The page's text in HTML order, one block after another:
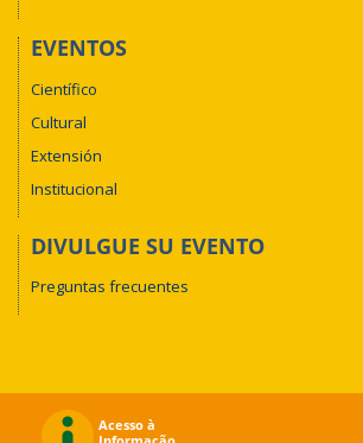
EVENTOS
Científico
Cultural
Extensión
Institucional
DIVULGUE SU EVENTO
Preguntas frecuentes